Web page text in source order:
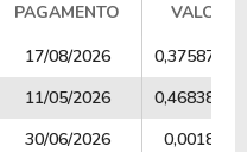
PAGAMENTO
VALOR
PAGAMENTO VALOR
17/08/2026
0,37587356
11/05/2026
0,46838596
30/06/2026
0,001815